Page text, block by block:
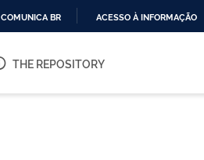
O
COMUNICA BR ACESSO À INFORMAÇÃO
THE REPOSITORY